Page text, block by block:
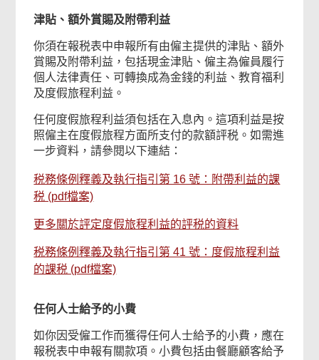
津貼、額外賞賜及附帶利益
你須在報税表中申報所有由僱主提供的津貼、額外
賞賜及附帶利益，包括現金津貼、僱主為僱員履行
個人法律責任、可轉換成為金錢的利益、教育福利
及度假旅程利益。
任何度假旅程利益須包括在入息內。這項利益是按
照僱主在度假旅程方面所支付的款額評税。如需進
一步資料，請參閱以下連結：
税務條例釋義及執行指引第 16 號：附帶利益的課
税 (pdf檔案)
更多關於評定度假旅程利益的評税的資料
税務條例釋義及執行指引第 41 號：度假旅程利益
的課税 (pdf檔案)
任何人士給予的小費
如你因受僱工作而獲得任何人士給予的小費，應在
報税表中申報有關款項。小費包括由餐廳顧客給予